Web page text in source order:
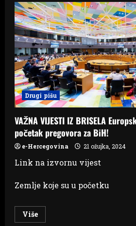
zahvalila
Michelu
i
Europskom
vijeću
na
otvaranju
pregovora
s
BiH
Drugi pišu
VAŽNA VIJESTI IZ BRISELA
početak pregovora za BiH!
e-Hercegovina 21 ožujka, 2024
Link na izvornu vijest
Zemlje koje su u početku
VišeRead
more